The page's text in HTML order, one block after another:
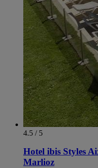
4.5 / 5
Hotel ibis Styles
Marlioz